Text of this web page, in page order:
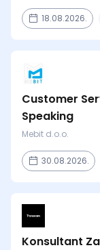
18.08.2026.
Customer
Speaking
Mebit d.o.o.
30.08.2026.
Konsultant